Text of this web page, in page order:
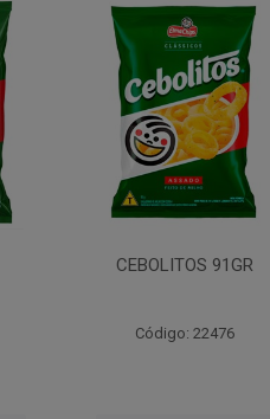
CEBOLITOS 91GR
Código: 22476